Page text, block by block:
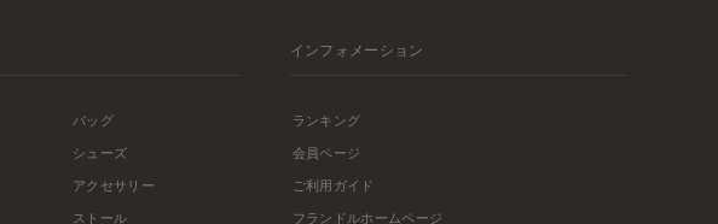
バッグ
シューズ
アクセサリー
ストール
インフォメーション
ランキング
会員ページ
ご利用ガイド
フランドルホームページ